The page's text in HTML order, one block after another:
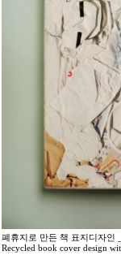
폐휴지로 만든 책 표지디자인
Recycled book cover design